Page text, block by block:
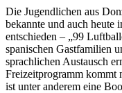
Die Jugendlichen aus
bekannte und auch heute
entschieden – „99
spanischen Gastfamilien
sprachlichen Austausch
Freizeitprogramm kommt
ist unter anderem eine